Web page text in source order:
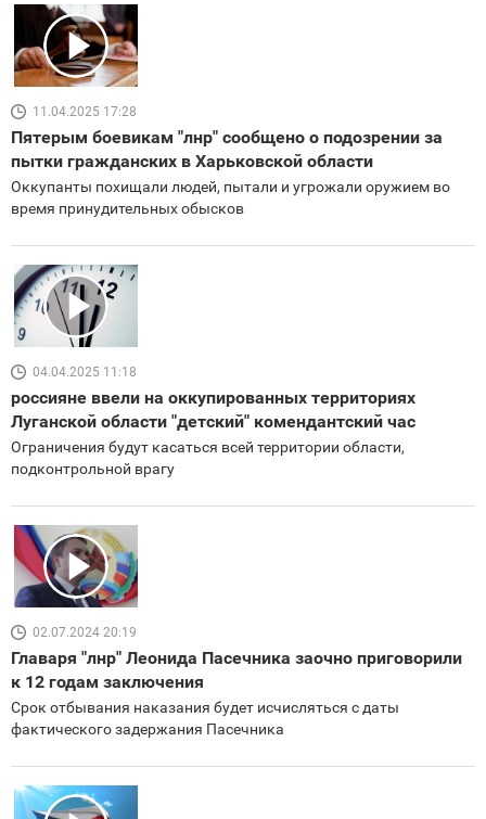
11.04.2025 17:28
Пятерым боевикам "лнр" сообщено о подозрении за
пытки гражданских в Харьковской области
Оккупанты похищали людей, пытали и угрожали оружием во
время принудительных обысков
04.04.2025 11:18
россияне ввели на оккупированных территориях
Луганской области "детский" комендантский час
Ограничения будут касаться всей территории области,
подконтрольной врагу
02.07.2024 20:19
Главаря "лнр" Леонида Пасечника заочно приговорили
к 12 годам заключения
Срок отбывания наказания будет исчисляться с даты
фактического задержания Пасечника